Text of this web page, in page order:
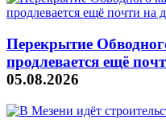
Перекрытие
продлевается ещё
05.08.2026